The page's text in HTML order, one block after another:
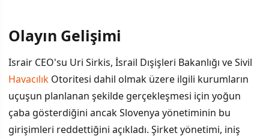
İÇINDEKILER
Slovenya'nın İsrail Karşıtı Politikaları
İsrail'in Beklentisi ve Gelecek Senaryo
Olayın Gelişimi
Israir CEO'su Uri Sirkis, İsrail Dışişleri Bakanlığı ve Sivil
Havacılık Otoritesi dahil olmak üzere ilgili kurumların
uçuşun planlanan şekilde gerçekleşmesi için yoğun
çaba gösterdiğini ancak Slovenya yönetiminin bu
girişimleri reddettiğini açıkladı. Şirket yönetimi, iniş